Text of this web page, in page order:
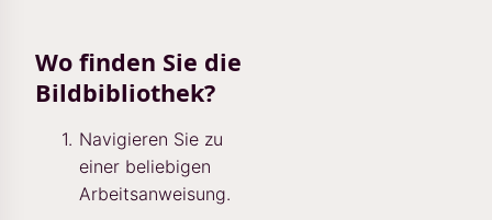
Wo finden Sie die
Bildbibliothek?
Navigieren Sie zu
einer beliebigen
Arbeitsanweisung.